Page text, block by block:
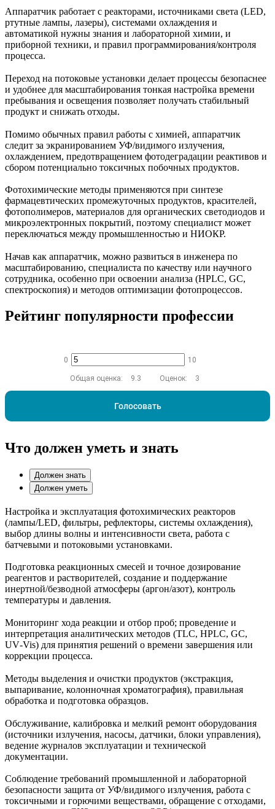
Аппаратчик работает с реакторами, источниками света (LED,
ртутные лампы, лазеры), системами охлаждения и
автоматикой нужны знания и лабораторной химии, и
приборной техники, и правил программирования/контроля
процесса.
Переход на потоковые установки делает процессы безопаснее
и удобнее для масштабирования тонкая настройка времени
пребывания и освещения позволяет получать стабильный
продукт и снижать отходы.
Помимо обычных правил работы с химией, аппаратчик
следит за экранированием УФ/видимого излучения,
охлаждением, предотвращением фотодеградации реактивов и
сбором потенциально токсичных побочных продуктов.
Фотохимические методы применяются при синтезе
фармацевтических промежуточных продуктов, красителей,
фотополимеров, материалов для органических светодиодов и
микроэлектронных покрытий, поэтому специалист может
переключаться между промышленностью и НИОКР.
Начав как аппаратчик, можно развиться в инженера по
масштабированию, специалиста по качеству или научного
сотрудника, особенно при освоении анализа (HPLC, GC,
спектроскопия) и методов оптимизации фотопроцессов.
Рейтинг популярности профессии
0 10
Общая оценка: 9.3 Оценок: 3
Голосовать
Что должен уметь и знать
Должен знать
Должен уметь
Настройка и эксплуатация фотохимических реакторов
(лампы/LED, фильтры, рефлекторы, системы охлаждения),
выбор длины волны и интенсивности света, работа с
батчевыми и потоковыми установками.
Подготовка реакционных смесей и точное дозирование
реагентов и растворителей, создание и поддержание
инертной/безводной атмосферы (аргон/азот), контроль
температуры и давления.
Мониторинг хода реакции и отбор проб; проведение и
интерпретация аналитических методов (TLC, HPLC, GC,
UV‑Vis) для принятия решений о времени завершения или
коррекции процесса.
Методы выделения и очистки продуктов (экстракция,
выпаривание, колонночная хроматография), правильная
обработка и подготовка образцов.
Обслуживание, калибровка и мелкий ремонт оборудования
(источники излучения, насосы, датчики, блоки управления),
ведение журналов эксплуатации и технической
документации.
Соблюдение требований промышленной и лабораторной
безопасности защита от УФ/видимого излучения, работа с
токсичными и горючими веществами, обращение с отходами,